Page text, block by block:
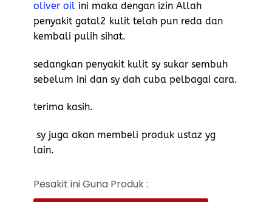
oliver oil ini maka dengan izin Allah
penyakit gatal2 kulit telah pun reda dan
kembali pulih sihat.
sedangkan penyakit kulit sy sukar sembuh
sebelum ini dan sy dah cuba pelbagai cara.
terima kasih.
sy juga akan membeli produk ustaz yg
lain.
Pesakit ini Guna Produk :